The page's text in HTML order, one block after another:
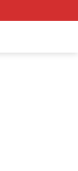
Hadiri